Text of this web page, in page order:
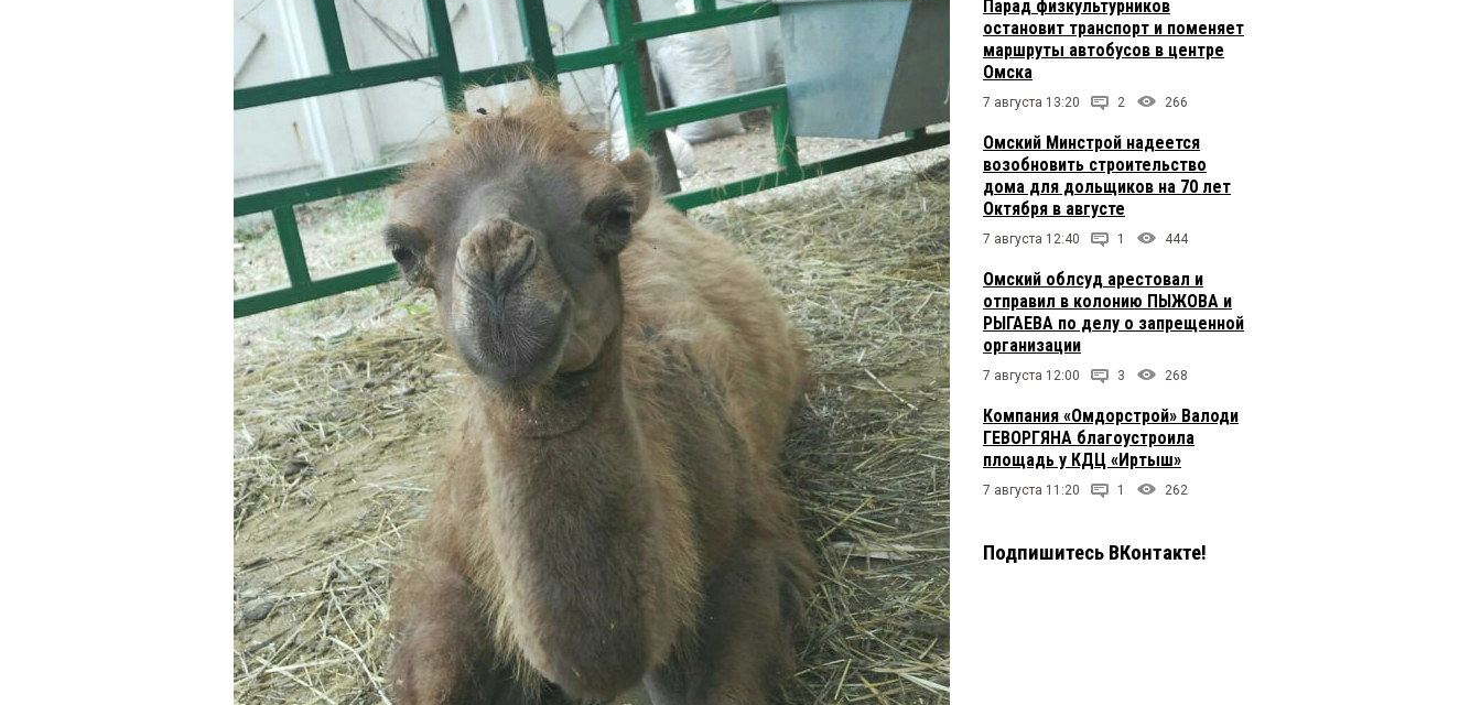
Парад физкультурников
остановит транспорт и поменяет
маршруты автобусов в центре
Омска
7 августа 13:20 2 266
Омский Минстрой надеется
возобновить строительство
дома для дольщиков на 70 лет
Октября в августе
7 августа 12:40 1 444
Омский облсуд арестовал и
отправил в колонию ПЫЖОВА и
РЫГАЕВА по делу о запрещенной
организации
7 августа 12:00 3 268
Компания «Омдорстрой» Валоди
ГЕВОРГЯНА благоустроила
площадь у КДЦ «Иртыш»
7 августа 11:20 1 262
Подпишитесь ВКонтакте!